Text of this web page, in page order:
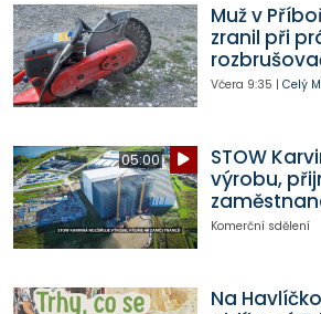
Muž v
zranil při
Včera 9:35 | Celý
05:00
STOW
výrobu,
Komerční sdělení
Na